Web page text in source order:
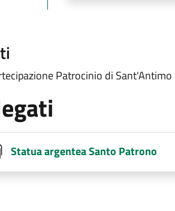
Patrocinio di
Statua argentea Santo Patrono